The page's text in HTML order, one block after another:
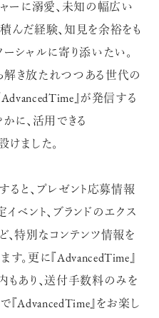
ティの意外な視点、新たな
うニューヨークの魅力
特別な体験をオーダーメ
で話題のラグジュアリー人
ャーに溺愛、未知の幅広い
んだ経験、知見を余裕をも
シャルに寄り添いたい。
き放たれつつある世代の
』が発信する
に、活用できる
けました。
ると、プレゼント応募情報
ベント、ブランドのエクス
、特別なコンテンツ情報を
。更に『AdvancedTime』
もあり、送付手数料のみを
『AdvancedTime』をお楽し